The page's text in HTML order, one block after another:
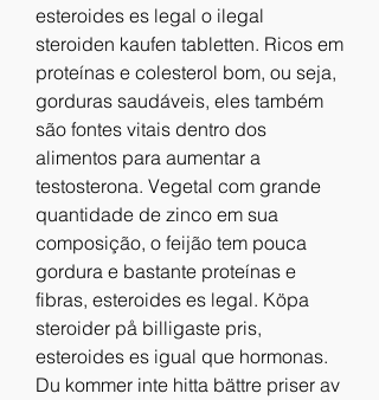
esteroides es legal o ilegal
steroiden kaufen tabletten. Ricos em
proteínas e colesterol bom, ou seja,
gorduras saudáveis, eles também
são fontes vitais dentro dos
alimentos para aumentar a
testosterona. Vegetal com grande
quantidade de zinco em sua
composição, o feijão tem pouca
gordura e bastante proteínas e
fibras, esteroides es legal. Köpa
steroider på billigaste pris,
esteroides es igual que hormonas.
Du kommer inte hitta bättre priser av